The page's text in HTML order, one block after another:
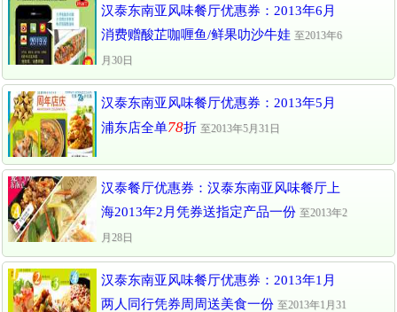
汉泰东南亚风味餐厅优惠券：2013年6月
消费赠酸芷咖喱鱼/鲜果叻沙牛娃 至2013年6
月30日
汉泰东南亚风味餐厅优惠券：2013年5月
浦东店全单78折 至2013年5月31日
汉泰餐厅优惠券：汉泰东南亚风味餐厅上
海2013年2月凭券送指定产品一份 至2013年2
月28日
汉泰东南亚风味餐厅优惠券：2013年1月
两人同行凭券周周送美食一份 至2013年1月31